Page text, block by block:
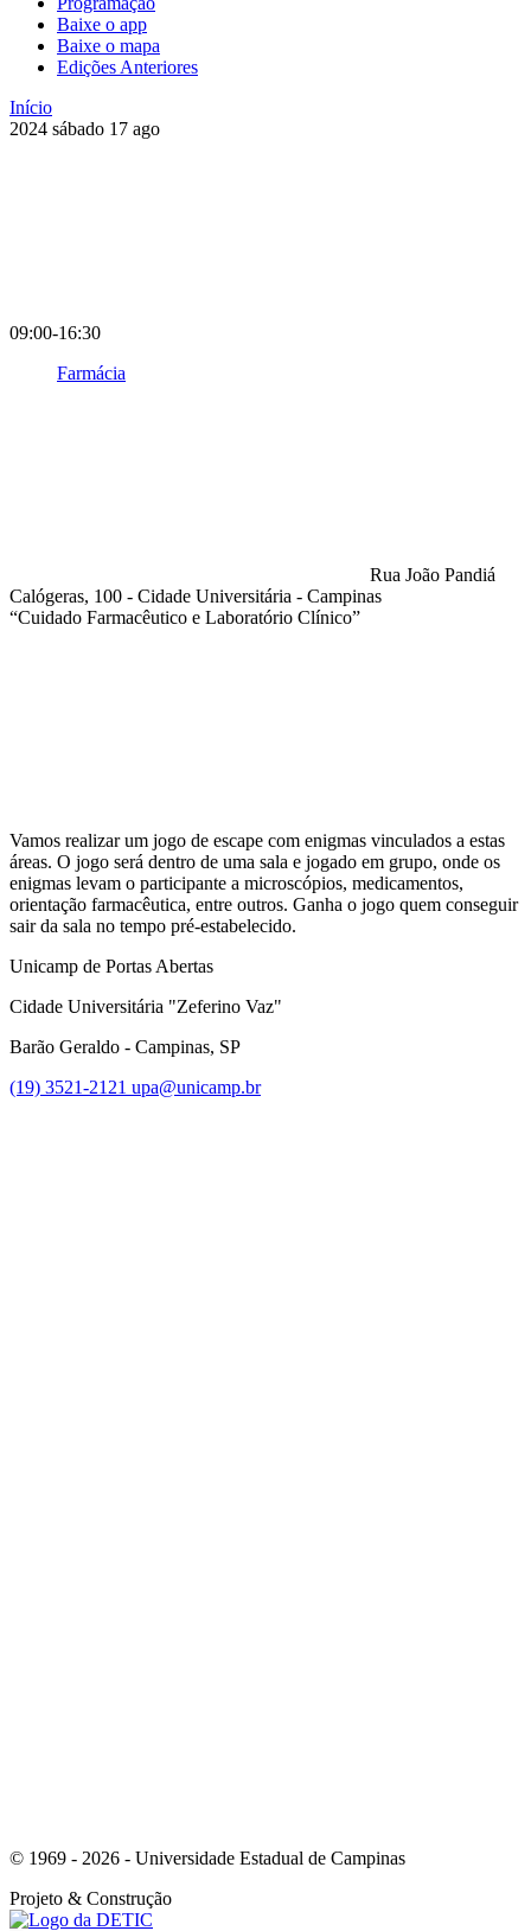
Baixe o app
Baixe o mapa
Edições Anteriores
Início
2024 sábado 17 ago
09:00-16:30
Farmácia
Rua João Pandiá
Calógeras, 100 - Cidade Universitária - Campinas
“Cuidado Farmacêutico e Laboratório Clínico”
Vamos realizar um jogo de escape com enigmas vinculados a estas
áreas. O jogo será dentro de uma sala e jogado em grupo, onde os
enigmas levam o participante a microscópios, medicamentos,
orientação farmacêutica, entre outros. Ganha o jogo quem conseguir
sair da sala no tempo pré-estabelecido.
Unicamp de Portas Abertas
Cidade Universitária "Zeferino Vaz"
Barão Geraldo - Campinas, SP
(19) 3521-2121 upa@unicamp.br
© 1969 - 2026 - Universidade Estadual de Campinas
Projeto & Construção